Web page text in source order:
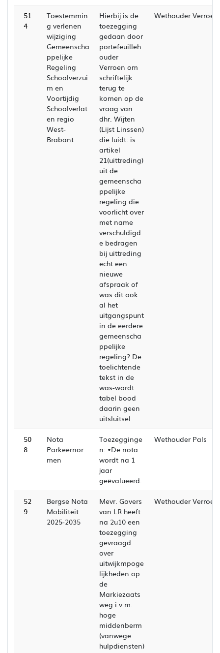
51
4
Toestemmin
g verlenen
wijziging
Gemeenscha
ppelijke
Regeling
Schoolverzui
m en
Voortijdig
Schoolverlat
en regio
West-
Brabant
Hierbij is de
toezegging
gedaan door
portefeuilleh
ouder
Verroen om
schriftelijk
terug te
komen op de
vraag van
dhr. Wijten
(Lijst Linssen)
die luidt: is
artikel
21(uittreding)
uit de
gemeenscha
ppelijke
regeling die
voorlicht over
met name
verschuldigd
e bedragen
bij uittreding
echt een
nieuwe
afspraak of
was dit ook
al het
uitgangspunt
in de eerdere
gemeenscha
ppelijke
regeling? De
toelichtende
tekst in de
was-wordt
tabel bood
daarin geen
uitsluitsel
Wethouder Verroen
50
8
Nota
Parkeernor
men
Toezegginge
n: •De nota
wordt na 1
jaar
geëvalueerd.
Wethouder Pals
52
9
Bergse Nota
Mobiliteit
2025-2035
Mevr. Govers
van LR heeft
na 2u10 een
toezegging
gevraagd
over
uitwijkmpoge
lijkheden op
de
Markiezaats
weg i.v.m.
hoge
middenberm
(vanwege
hulpdiensten)
Wethouder Verroen